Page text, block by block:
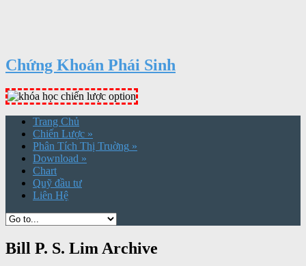
Chứng Khoán Phái Sinh
Trang Chủ
Chiến Lược »
Phân Tích Thị Truờng »
Download »
Chart
Quỹ đầu tư
Liên Hệ
Bill P. S. Lim Archive